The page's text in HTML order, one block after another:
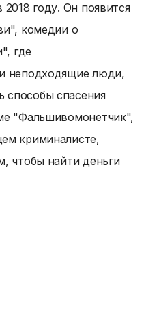
году. Он появится
комедии о
где
неподходящие люди,
спасения
"Фальшивомонетчик",
криминалисте,
чтобы найти деньги